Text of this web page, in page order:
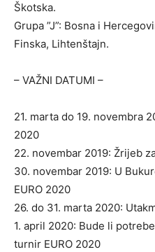
Škotska.
Grupa ”J”: Bosna i
Finska, Lihtenštajn.
– VAŽNI DATUMI –
21. marta do 19. novembra
2020
22. novembar 2019: Žrijeb
30. novembar 2019: U
EURO 2020
26. do 31. marta 2020:
1. april 2020: Bude li
turnir EURO 2020